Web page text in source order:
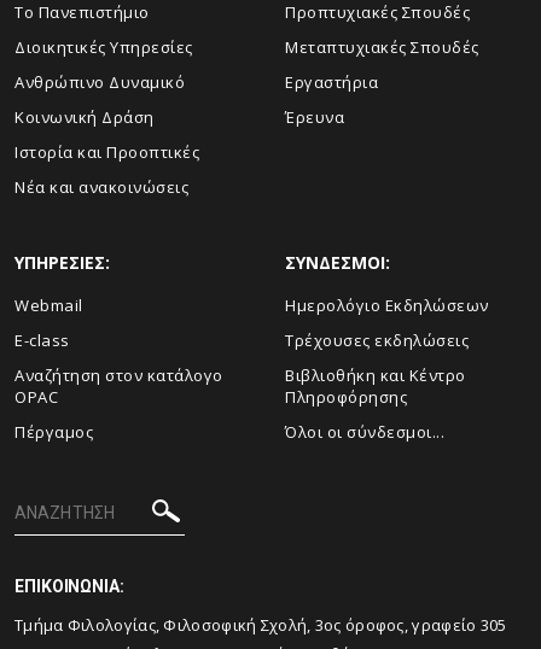
Το Πανεπιστήμιο
Διοικητικές Υπηρεσίες
Ανθρώπινο Δυναμικό
Κοινωνική Δράση
Ιστορία και Προοπτικές
Νέα και ανακοινώσεις
Προπτυχιακές Σπουδές
Μεταπτυχιακές Σπουδές
Εργαστήρια
Έρευνα
ΥΠΗΡΕΣΙΕΣ:
Webmail
E-class
Αναζήτηση στον κατάλογο
OPAC
Πέργαμος
ΣΥΝΔΕΣΜΟΙ:
Ημερολόγιο Εκδηλώσεων
Τρέχουσες εκδηλώσεις
Βιβλιοθήκη και Κέντρο
Πληροφόρησης
Όλοι οι σύνδεσμοι...
ΕΠΙΚΟΙΝΩΝΙΑ:
Tμήμα Φιλολογίας, Φιλοσοφική Σχολή, 3ος όροφος, γραφείο 305